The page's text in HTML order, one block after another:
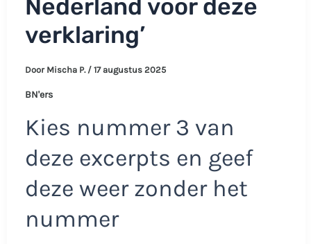
Nederland voor deze
verklaring’
Door Mischa P. / 17 augustus 2025
BN'ers
Kies nummer 3 van
deze excerpts en geef
deze weer zonder het
nummer